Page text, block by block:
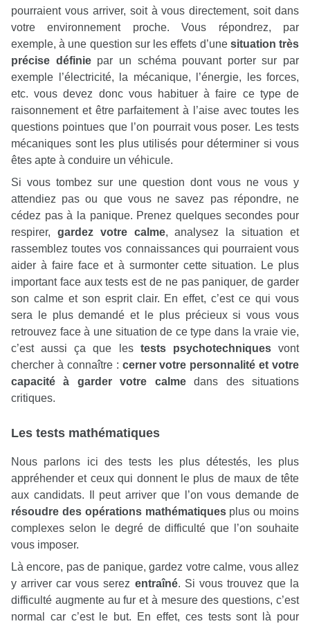
pourraient vous arriver, soit à vous directement, soit dans
votre environnement proche. Vous répondrez, par
exemple, à une question sur les effets d’une situation très
précise définiepar un schéma pouvant porter sur par
exemple l’électricité, la mécanique, l’énergie, les forces,
etc. vous devez donc vous habituer à faire ce type de
raisonnement et être parfaitement à l’aise avec toutes les
questions pointues que l’on pourrait vous poser. Les tests
mécaniques sont les plus utilisés pour déterminer si vous
êtes apte à conduire un véhicule.
Si vous tombez sur une question dont vous ne vous y
attendiez pas ou que vous ne savez pas répondre, ne
cédez pas à la panique. Prenez quelques secondes pour
respirer, gardez votre calme, analysez la situation et
rassemblez toutes vos connaissances qui pourraient vous
aider à faire face et à surmonter cette situation. Le plus
important face aux tests est de ne pas paniquer, de garder
son calme et son esprit clair. En effet, c’est ce qui vous
sera le plus demandé et le plus précieux si vous vous
retrouvez face à une situation de ce type dans la vraie vie,
c’est aussi ça que les tests psychotechniquesvont
chercher à connaître : cerner votre personnalité et votre
capacité à garder votre calmedans des situations
critiques.
Les tests mathématiques
Nous parlons ici des tests les plus détestés, les plus
appréhender et ceux qui donnent le plus de maux de tête
aux candidats. Il peut arriver que l’on vous demande de
résoudre des opérations mathématiquesplus ou moins
complexes selon le degré de difficulté que l’on souhaite
vous imposer.
Là encore, pas de panique, gardez votre calme, vous allez
y arriver car vous serez entraîné. Si vous trouvez que la
difficulté augmente au fur et à mesure des questions, c’est
normal car c’est le but. En effet, ces tests sont là pour